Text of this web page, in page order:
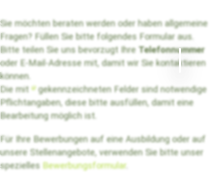
Sie möchten beraten werden oder haben allgemeine
Fragen? Füllen Sie bitte folgendes Formular aus.
Bitte teilen Sie uns bevorzugt Ihre Telefonnummer
oder E-Mail-Adresse mit, damit wir Sie kontaktieren
können.
Die mit
gekennzeichneten Felder sind notwendige
Pflichtangaben, diese bitte ausfüllen, damit eine
Bearbeitung möglich ist.
Für Ihre Bewerbungen auf eine Ausbildung oder auf
unsere Stellenangebote, verwenden Sie bitte unser
spezielles Bewerbungsformular.
×